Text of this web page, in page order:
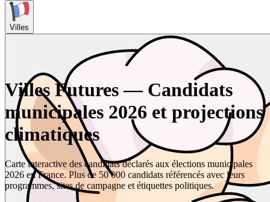
Villes
Villes Futures — Candidats
municipales 2026 et projections
climatiques
Carte interactive des candidats déclarés aux élections municipales
2026 en France. Plus de 50 000 candidats référencés avec leurs
programmes, sites de campagne et étiquettes politiques.